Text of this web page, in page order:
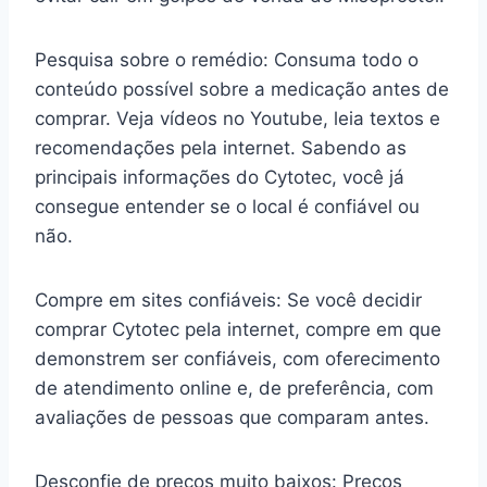
Pesquisa sobre o remédio: Consuma todo o
conteúdo possível sobre a medicação antes de
comprar. Veja vídeos no Youtube, leia textos e
recomendações pela internet. Sabendo as
principais informações do Cytotec, você já
consegue entender se o local é confiável ou
não.
Compre em sites confiáveis: Se você decidir
comprar Cytotec pela internet, compre em que
demonstrem ser confiáveis, com oferecimento
de atendimento online e, de preferência, com
avaliações de pessoas que comparam antes.
Desconfie de preços muito baixos: Preços